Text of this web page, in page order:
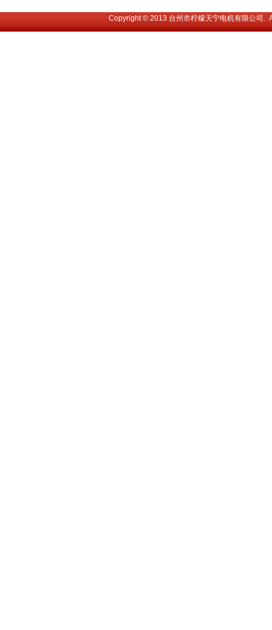
Copyright © 2013 台州市柠檬天宁电机有限公司.